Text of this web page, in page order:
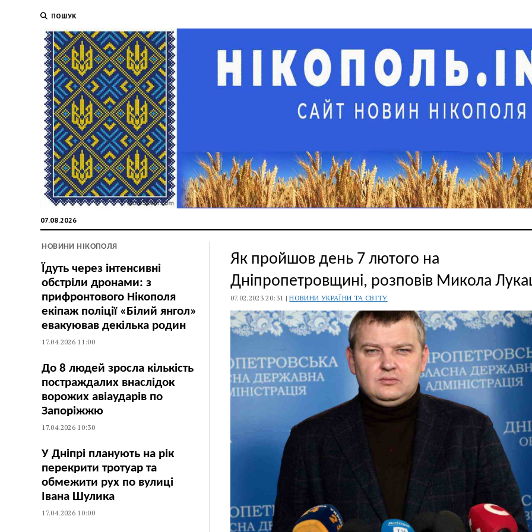
ПОШУК
07.08.2026
НОВИНИ НІКОПОЛЯ
Їдуть через інтенсивні
обстріли дронами: з
прифронтового Нікополя
екіпаж поліції «Білий янгол»
евакуював декілька родин
17.04.2026 11:00
До 8 людей зросла кількість
постраждалих внаслідок
ворожих авіаударів по
Запоріжжю
17.04.2026 10:30
У Дніпрі планують на рік
перекрити тротуар та
обмежити рух по вулиці
Івана Шулика
17.04.2026 10:00
Як пройшов день 7 лютого на
Дніпропетровщині, розповів Микола
07.02.2023 20:31 |НОВИНИ УКРАЇНИ ТА СВІТУ